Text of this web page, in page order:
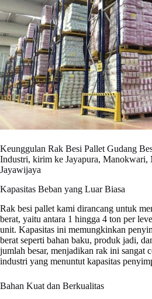
Keunggulan Rak Besi Pallet Gudang
Industri, kirim ke Jayapura,
Jayawijaya
Kapasitas Beban yang Luar Biasa
Rak besi pallet kami dirancang untuk
berat, yaitu antara 1 hingga 4 ton per
unit. Kapasitas ini memungkinkan
berat seperti bahan baku, produk jadi,
jumlah besar, menjadikan rak ini sangat
industri yang menuntut kapasitas
Bahan Kuat dan Berkualitas